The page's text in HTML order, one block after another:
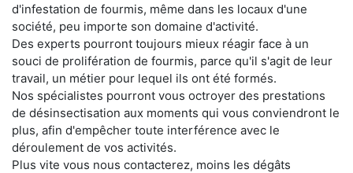
d'infestation de fourmis, même dans les locaux d'une
société, peu importe son domaine d'activité.
Des experts pourront toujours mieux réagir face à un
souci de prolifération de fourmis, parce qu'il s'agit de leur
travail, un métier pour lequel ils ont été formés.
Nos spécialistes pourront vous octroyer des prestations
de désinsectisation aux moments qui vous conviendront le
plus, afin d'empêcher toute interférence avec le
déroulement de vos activités.
Plus vite vous nous contacterez, moins les dégâts